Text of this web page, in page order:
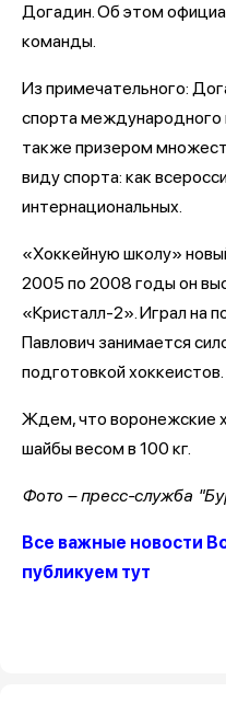
Догадин. Об этом
команды.
Из примечательного:
спорта международного
также призером
виду спорта: как
интернациональных.
«Хоккейную школу»
2005 по 2008 годы он
«Кристалл-2». Играл на
Павлович занимается
подготовкой хоккеистов.
Ждем, что воронежские
шайбы весом в 100 кг.
Фото – пресс-служба
Все важные новости
публикуем тут